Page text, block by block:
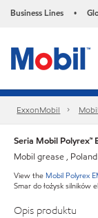
Business Lines •
ExxonMobil
Seria Mobil Polyrex™
Mobil grease , Poland
View the Mobil Polyrex
Smar do łożysk silników
Opis produktu